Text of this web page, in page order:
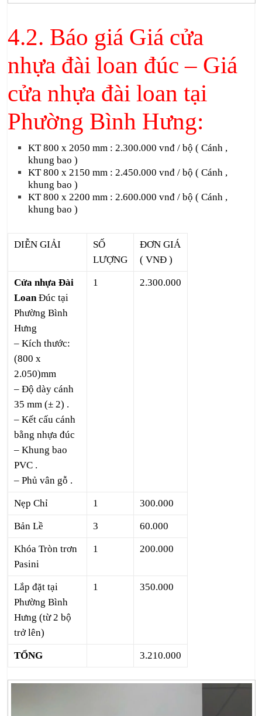
4.2. Báo giá Giá cửa
nhựa đài loan đúc – Giá
cửa nhựa đài loan tại
Phường Bình Hưng:
KT 800 x 2050 mm : 2.300.000 vnđ / bộ ( Cánh ,
khung bao )
KT 800 x 2150 mm : 2.450.000 vnđ / bộ ( Cánh ,
khung bao )
KT 800 x 2200 mm : 2.600.000 vnđ / bộ ( Cánh ,
khung bao )
DIỄN GIẢI
SỐ
LƯỢNG
ĐƠN GIÁ
( VNĐ )
Cửa nhựa Đài
Loan Đúc tại
Phường Bình
Hưng
– Kích thước:
(800 x
2.050)mm
– Độ dày cánh
35 mm (± 2) .
– Kết cấu cánh
bằng nhựa đúc
– Khung bao
PVC .
– Phủ vân gỗ .
1 2.300.000
Nẹp Chỉ 1 300.000
Bản Lề 3 60.000
Khóa Tròn trơn
Pasini
1 200.000
Lắp đặt tại
Phường Bình
Hưng (từ 2 bộ
trở lên)
1 350.000
TỔNG 3.210.000